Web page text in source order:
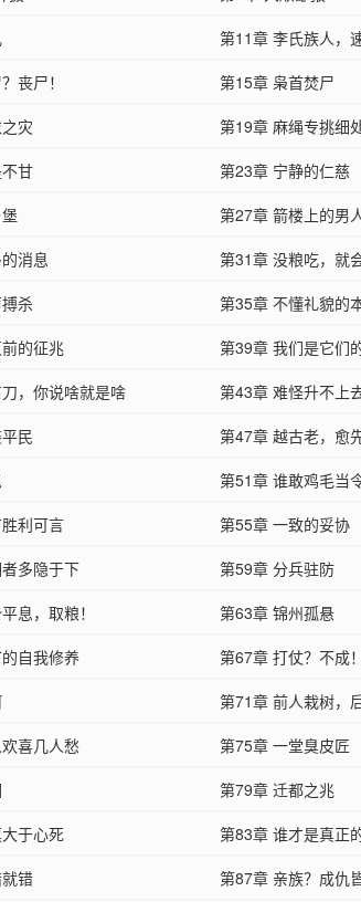
第11章 李氏族人，
丧尸！ 第15章 枭首焚尸
灾 第19章 麻绳专挑细
甘 第23章 宁静的仁慈
第27章 箭楼上的男
消息 第31章 没粮吃，就
杀 第35章 不懂礼貌的
的征兆 第39章 我们是它们
，你说啥就是啥 第43章 难怪升不上
民 第47章 越古老，愈
第51章 谁敢鸡毛当
利可言 第55章 一致的妥协
多隐于下 第59章 分兵驻防
息，取粮！ 第63章 锦州孤悬
自我修养 第67章 打仗？不成
第71章 前人栽树，
喜几人愁 第75章 一堂臭皮匠
第79章 迁都之兆
于心死 第83章 谁才是真正
错 第87章 亲族？成仇